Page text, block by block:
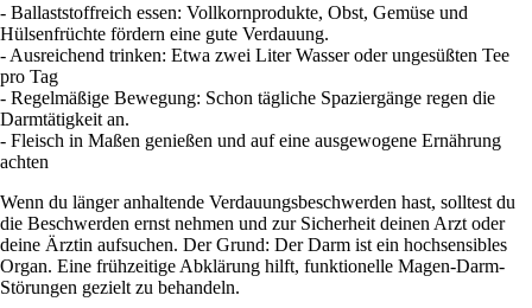
- Ballaststoffreich essen: Vollkornprodukte, Obst, Gemüse und
Hülsenfrüchte fördern eine gute Verdauung.
- Ausreichend trinken: Etwa zwei Liter Wasser oder ungesüßten Tee
pro Tag
- Regelmäßige Bewegung: Schon tägliche Spaziergänge regen die
Darmtätigkeit an.
- Fleisch in Maßen genießen und auf eine ausgewogene Ernährung
achten
Wenn du länger anhaltende Verdauungsbeschwerden hast, solltest du
die Beschwerden ernst nehmen und zur Sicherheit deinen Arzt oder
deine Ärztin aufsuchen. Der Grund: Der Darm ist ein hochsensibles
Organ. Eine frühzeitige Abklärung hilft, funktionelle Magen-Darm-
Störungen gezielt zu behandeln.